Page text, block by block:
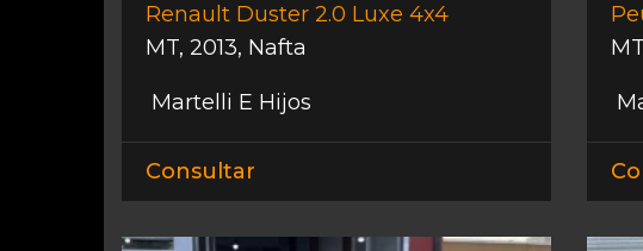
Renault Duster 2.0 Luxe 4x4
MT, 2013, Nafta
Martelli E Hijos
Consultar
MT